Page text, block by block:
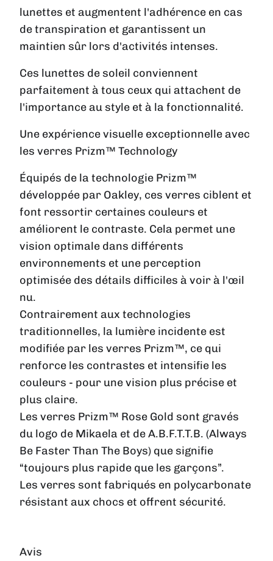
lunettes et augmentent l'adhérence en cas
de transpiration et garantissent un
maintien sûr lors d'activités intenses.
Ces lunettes de soleil conviennent
parfaitement à tous ceux qui attachent de
l'importance au style et à la fonctionnalité.
Une expérience visuelle exceptionnelle avec
les verres Prizm™ Technology
Équipés de la technologie Prizm™
développée par Oakley, ces verres ciblent et
font ressortir certaines couleurs et
améliorent le contraste. Cela permet une
vision optimale dans différents
environnements et une perception
optimisée des détails difficiles à voir à l'œil
nu.
Contrairement aux technologies
traditionnelles, la lumière incidente est
modifiée par les verres Prizm™, ce qui
renforce les contrastes et intensifie les
couleurs - pour une vision plus précise et
plus claire.
Les verres Prizm™ Rose Gold sont gravés
du logo de Mikaela et de A.B.F.T.T.B. (Always
Be Faster Than The Boys) que signifie
“toujours plus rapide que les garçons”.
Les verres sont fabriqués en polycarbonate
résistant aux chocs et offrent sécurité.
Avis